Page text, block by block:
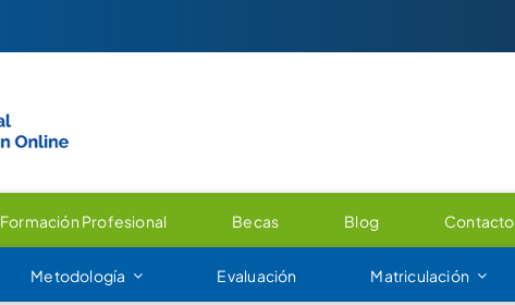
Formación Profesional Becas Blog Contacto
Metodología Evaluación Matriculación